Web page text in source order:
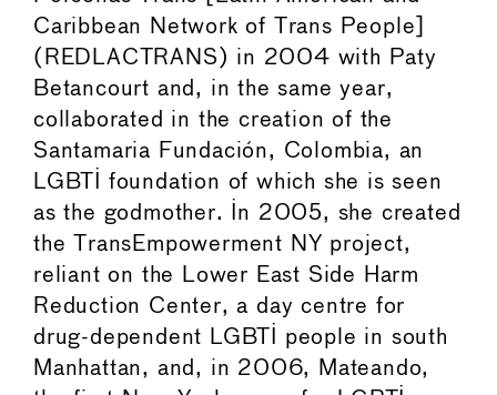
Caribbean Network of Trans People]
(REDLACTRANS) in 2004 with Paty
Betancourt and, in the same year,
collaborated in the creation of the
Santamaria Fundación, Colombia, an
LGBTI foundation of which she is seen
as the godmother. In 2005, she created
the TransEmpowerment NY project,
reliant on the Lower East Side Harm
Reduction Center, a day centre for
drug-dependent LGBTI people in south
Manhattan, and, in 2006, Mateando,